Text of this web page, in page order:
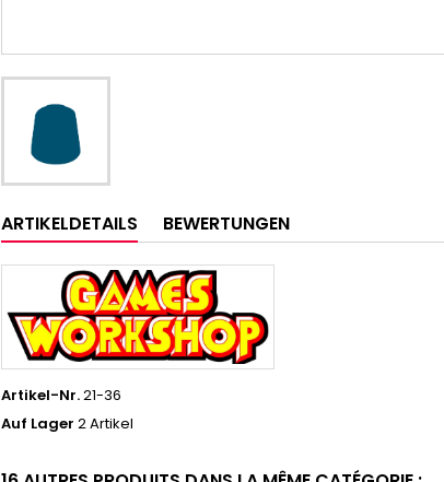
ARTIKELDETAILS BEWERTUNGEN
Artikel-Nr.21-36
Auf Lager 2 Artikel